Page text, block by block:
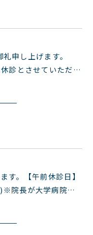
申し上げます。
診とさせていただき
す。【午前休診日】
院長が大学病院外